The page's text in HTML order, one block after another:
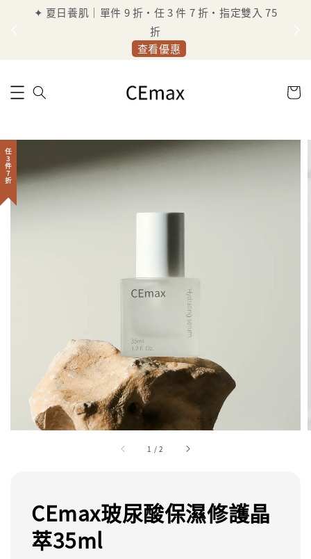
✦ 夏日養肌｜單件 9 折・任 3 件 7 折・指定雙入 75
折
查看優惠
1 /2
任3件7折
CEmax玻尿酸保濕修護晶
萃35ml